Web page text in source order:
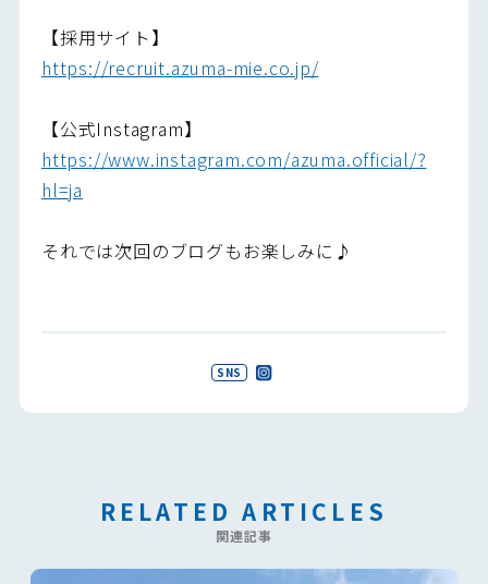
【採用サイト】
https://recruit.azuma-mie.co.jp/
【公式Instagram】
https://www.instagram.com/azuma.official/?
hl=ja
それでは次回のブログもお楽しみに♪
SNS
RELATED ARTICLES
関連記事